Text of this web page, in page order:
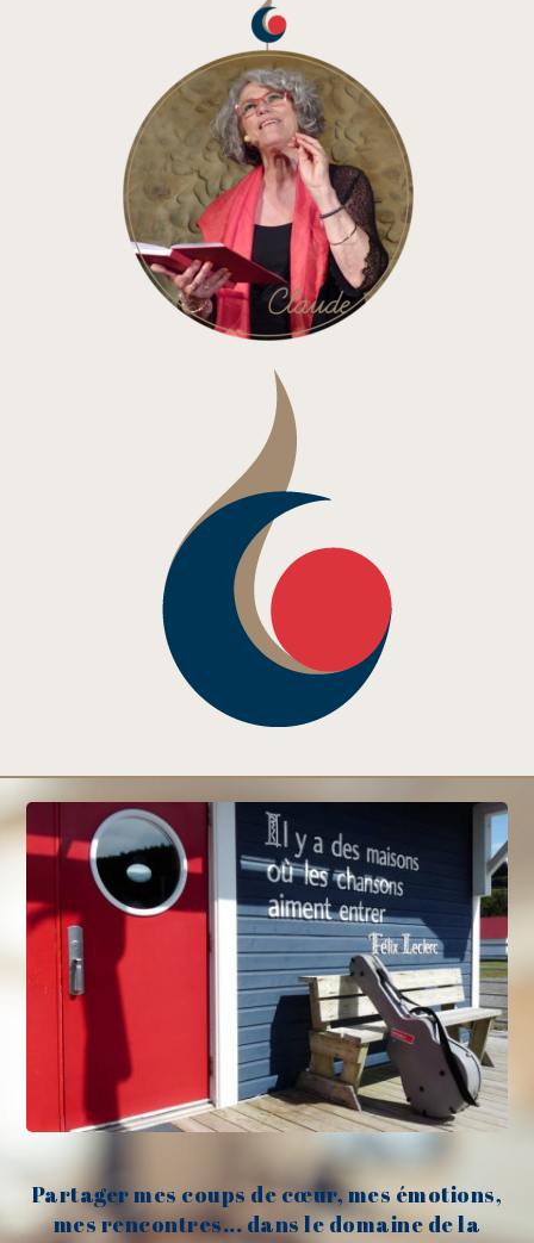
Partager mes coups de cœur, mes émotions,
mes rencontres... dans le domaine de la